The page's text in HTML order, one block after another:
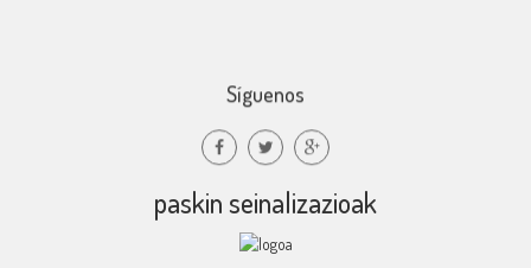
Síguenos
paskin seinalizazioak